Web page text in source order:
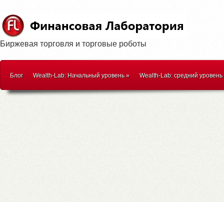
Биржевая торговля и торговые роботы
Блог Wealth-Lab: Начальный уровень» Wealth-Lab: средний уровень